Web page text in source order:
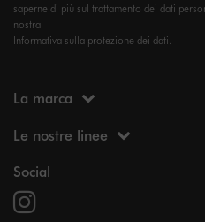
saperne di più sul trattamento dei dati
nostra
Informativa sulla protezione dei dati.
La marca
Le nostre linee
Social